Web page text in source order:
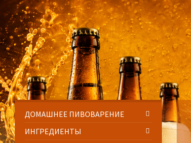
to
content
to
left
sidebar
to
right
sidebar
to
footer
ДОМАШНЕЕ ПИВОВАРЕНИЕ
ИНГРЕДИЕНТЫ